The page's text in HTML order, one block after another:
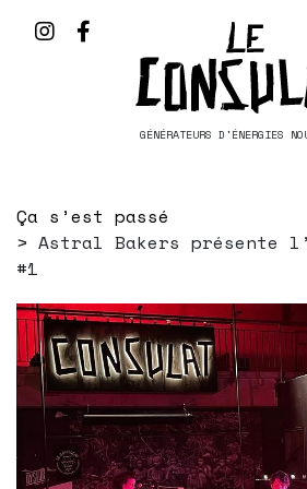
GÉNÉRATEURS D'ÉNERGIES
Ça s’est passé
Astral Bakers présente
#1